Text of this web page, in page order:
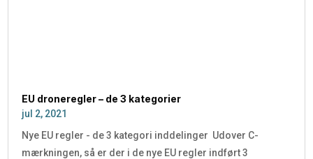
EU droneregler – de 3 kategorier
jul 2, 2021
Nye EU regler - de 3 kategori inddelinger Udover C-
mærkningen, så er der i de nye EU regler indført 3